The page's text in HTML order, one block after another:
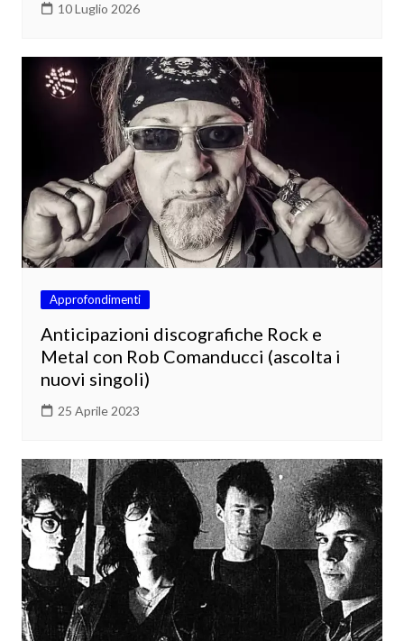
10 Luglio 2026
Approfondimenti
Anticipazioni discografiche Rock e
Metal con Rob Comanducci (ascolta i
nuovi singoli)
25 Aprile 2023